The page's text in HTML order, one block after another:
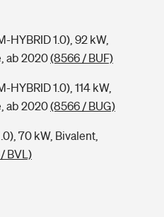
HYBRID 1.0), 92 kW,
ab 2020(8566 / BUF)
HYBRID 1.0), 114 kW,
ab 2020(8566 / BUG)
70 kW, Bivalent,
BVL)